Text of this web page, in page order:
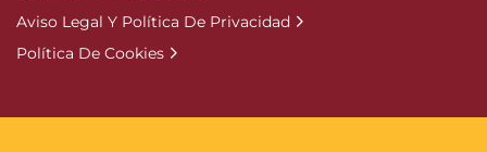
Aviso Legal Y Política De Privacidad
Política De Cookies